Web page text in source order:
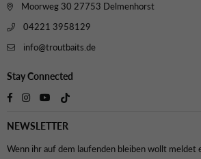
Moorweg 30 27753 Delmenhorst
04221 3958129
info@troutbaits.de
Stay Connected
FacebookInstagram
YouTube
NEWSLETTER
Wenn ihr auf dem laufenden bleiben wollt meldet